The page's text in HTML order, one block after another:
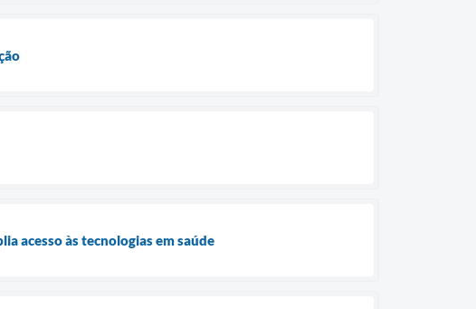
acesso às tecnologias em saúde